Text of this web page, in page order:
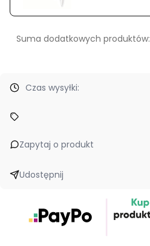
Suma dodatkowych produktów:
Czas wysyłki:
Zapytaj o produkt
Udostępnij